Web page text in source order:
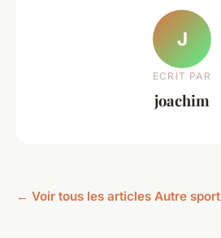
J
ECRIT PAR
joachim
← Voir tous les articles Autre sport